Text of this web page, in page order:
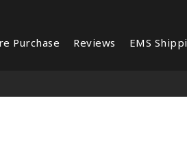
Purchase Reviews EMS